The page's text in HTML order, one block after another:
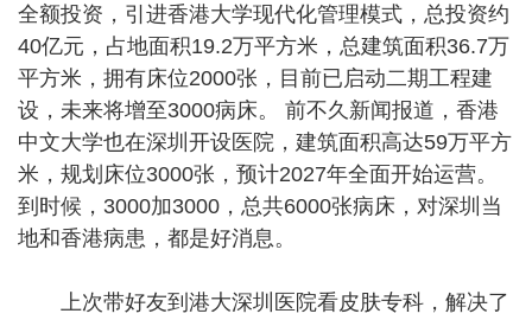
全额投资，引进香港大学现代化管理模式，总投资约
40亿元，占地面积19.2万平方米，总建筑面积36.7万
平方米，拥有床位2000张，目前已启动二期工程建
设，未来将增至3000病床。 前不久新闻报道，香港
中文大学也在深圳开设医院，建筑面积高达59万平方
米，规划床位3000张，预计2027年全面开始运营。
到时候，3000加3000，总共6000张病床，对深圳当
地和香港病患，都是好消息。
上次带好友到港大深圳医院看皮肤专科，解决了